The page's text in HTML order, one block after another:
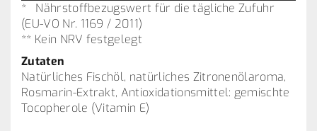
* Nährstoffbezugswert für die tägliche Zufuhr
(EU-VO Nr. 1169 / 2011)
** Kein NRV festgelegt
Zutaten
Natürliches Fischöl, natürliches Zitronenölaroma,
Rosmarin-Extrakt, Antioxidationsmittel: gemischte
Tocopherole (Vitamin E)